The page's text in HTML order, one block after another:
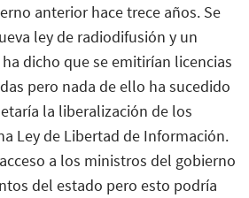
anterior hace trece años. Se
ley de radiodifusión y un
dicho que se emitirían licencias
pero nada de ello ha sucedido
la liberalización de los
Ley de Libertad de Información.
a los ministros del gobierno
del estado pero esto podría